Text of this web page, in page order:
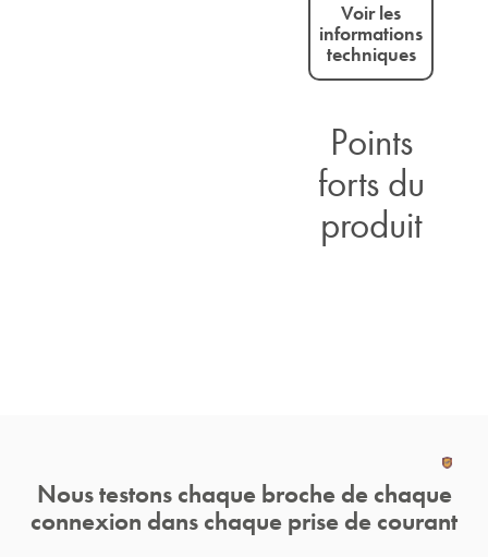
Voir les
informations
techniques
Points
forts du
produit
Nous testons chaque broche de chaque
connexion dans chaque prise de courant